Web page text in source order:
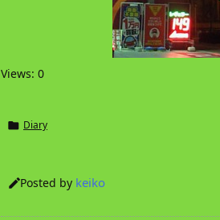
Views: 0
 Diary
Posted by keiko